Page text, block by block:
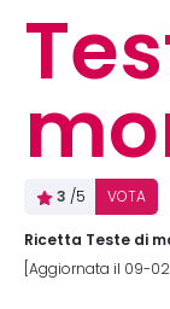
3 /5 VOTA
Ricetta Teste di
[Aggiornata il 09-